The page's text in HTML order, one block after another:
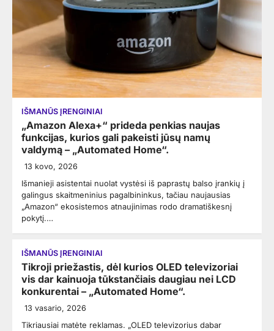
IŠMANŪS ĮRENGINIAI
„Amazon Alexa+“ prideda penkias naujas
funkcijas, kurios gali pakeisti jūsų namų
valdymą – „Automated Home“.
13 kovo, 2026
Išmanieji asistentai nuolat vystėsi iš paprastų balso įrankių į
galingus skaitmeninius pagalbininkus, tačiau naujausias
„Amazon“ ekosistemos atnaujinimas rodo dramatiškesnį
pokytį.…
IŠMANŪS ĮRENGINIAI
Tikroji priežastis, dėl kurios OLED televizoriai
vis dar kainuoja tūkstančiais daugiau nei LCD
konkurentai – „Automated Home“.
13 vasario, 2026
Tikriausiai matėte reklamas. „OLED televizorius dabar